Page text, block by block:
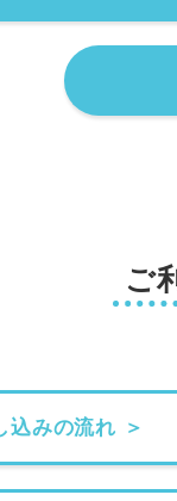
ご
込みの流れ ＞